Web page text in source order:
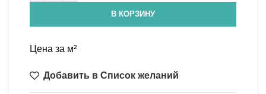
В КОРЗИНУ
Цена за м²
Добавить в Список желаний